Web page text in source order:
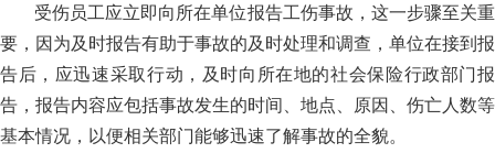
受伤员工应立即向所在单位报告工伤事故，这一步骤至关重
要，因为及时报告有助于事故的及时处理和调查，单位在接到报
告后，应迅速采取行动，及时向所在地的社会保险行政部门报
告，报告内容应包括事故发生的时间、地点、原因、伤亡人数等
基本情况，以便相关部门能够迅速了解事故的全貌。